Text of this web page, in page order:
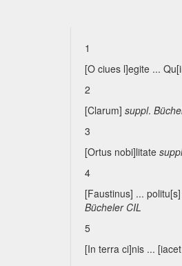
1
[O ciues l]egite ...
2
[Clarum] suppl.
3
[Ortus nobi]litate suppl
4
[Faustinus] ... politu[s]
Bücheler CIL
5
[In terra ci]nis ...